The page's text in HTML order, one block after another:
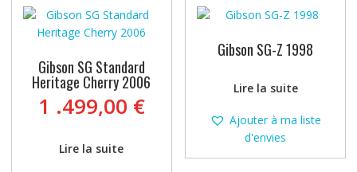
Gibson SG Standard
Heritage Cherry 2006
1 .499,00 €
Lire la suite
Gibson SG-Z 1998
Lire la suite
Ajouter à ma liste
d'envies